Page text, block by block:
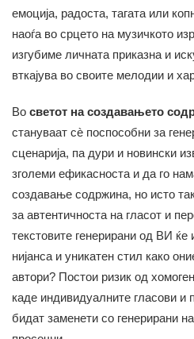
емоција, радоста, тагата или
наоѓа во срцето на музичкото
изгубиме личната приказна и
вткајува во своите мелодии и
Во светот на создавањето
стануваат сè поспособни за
сценарија, па дури и новински
зголеми ефикасноста и да го
создавање содржина, но исто
за автентичноста на гласот и
текстовите генерирани од ВИ
нијанса и уникатен стил како
автори? Постои ризик од
каде индивидуалните гласови и
бидат заменети со генерирани